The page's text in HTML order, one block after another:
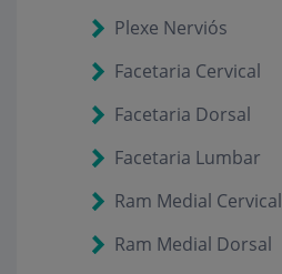
Plexe Nerviós
Facetaria Cervical
Facetaria Dorsal
Facetaria Lumbar
Ram Medial Cervical
Ram Medial Dorsal